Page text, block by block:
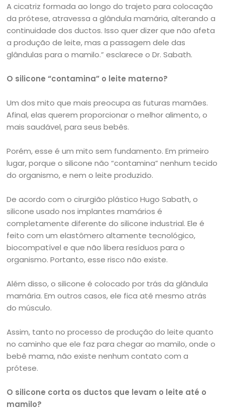
A cicatriz formada ao longo do trajeto para colocação
da prótese, atravessa a glândula mamária, alterando a
continuidade dos ductos. Isso quer dizer que não afeta
a produção de leite, mas a passagem dele das
glândulas para o mamilo.” esclarece o Dr. Sabath.
O silicone “contamina” o leite materno?
Um dos mito que mais preocupa as futuras mamães.
Afinal, elas querem proporcionar o melhor alimento, o
mais saudável, para seus bebês.
Porém, esse é um mito sem fundamento. Em primeiro
lugar, porque o silicone não “contamina” nenhum tecido
do organismo, e nem o leite produzido.
De acordo com o cirurgião plástico Hugo Sabath, o
silicone usado nos implantes mamários é
completamente diferente do silicone industrial. Ele é
feito com um elastômero altamente tecnológico,
biocompatível e que não libera resíduos para o
organismo. Portanto, esse risco não existe.
Além disso, o silicone é colocado por trás da glândula
mamária. Em outros casos, ele fica até mesmo atrás
do músculo.
Assim, tanto no processo de produção do leite quanto
no caminho que ele faz para chegar ao mamilo, onde o
bebê mama, não existe nenhum contato com a
prótese.
O silicone corta os ductos que levam o leite até o
mamilo?